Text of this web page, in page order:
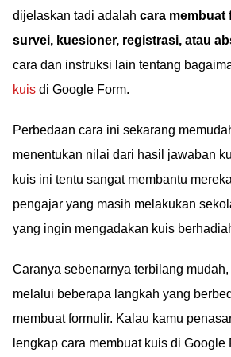
dijelaskan tadi adalah cara membuat
survei, kuesioner, registrasi, atau
cara dan instruksi lain tentang
kuis di Google Form.
Perbedaan cara ini sekarang
menentukan nilai dari hasil jawaban
kuis ini tentu sangat membantu
pengajar yang masih melakukan
yang ingin mengadakan kuis
Caranya sebenarnya terbilang
melalui beberapa langkah yang
membuat formulir. Kalau kamu
lengkap cara membuat kuis di Google